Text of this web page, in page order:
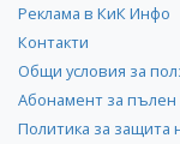
Реклама в КиК Инфо
Контакти
Общи условия за
Абонамент за пълен
Политика за защита